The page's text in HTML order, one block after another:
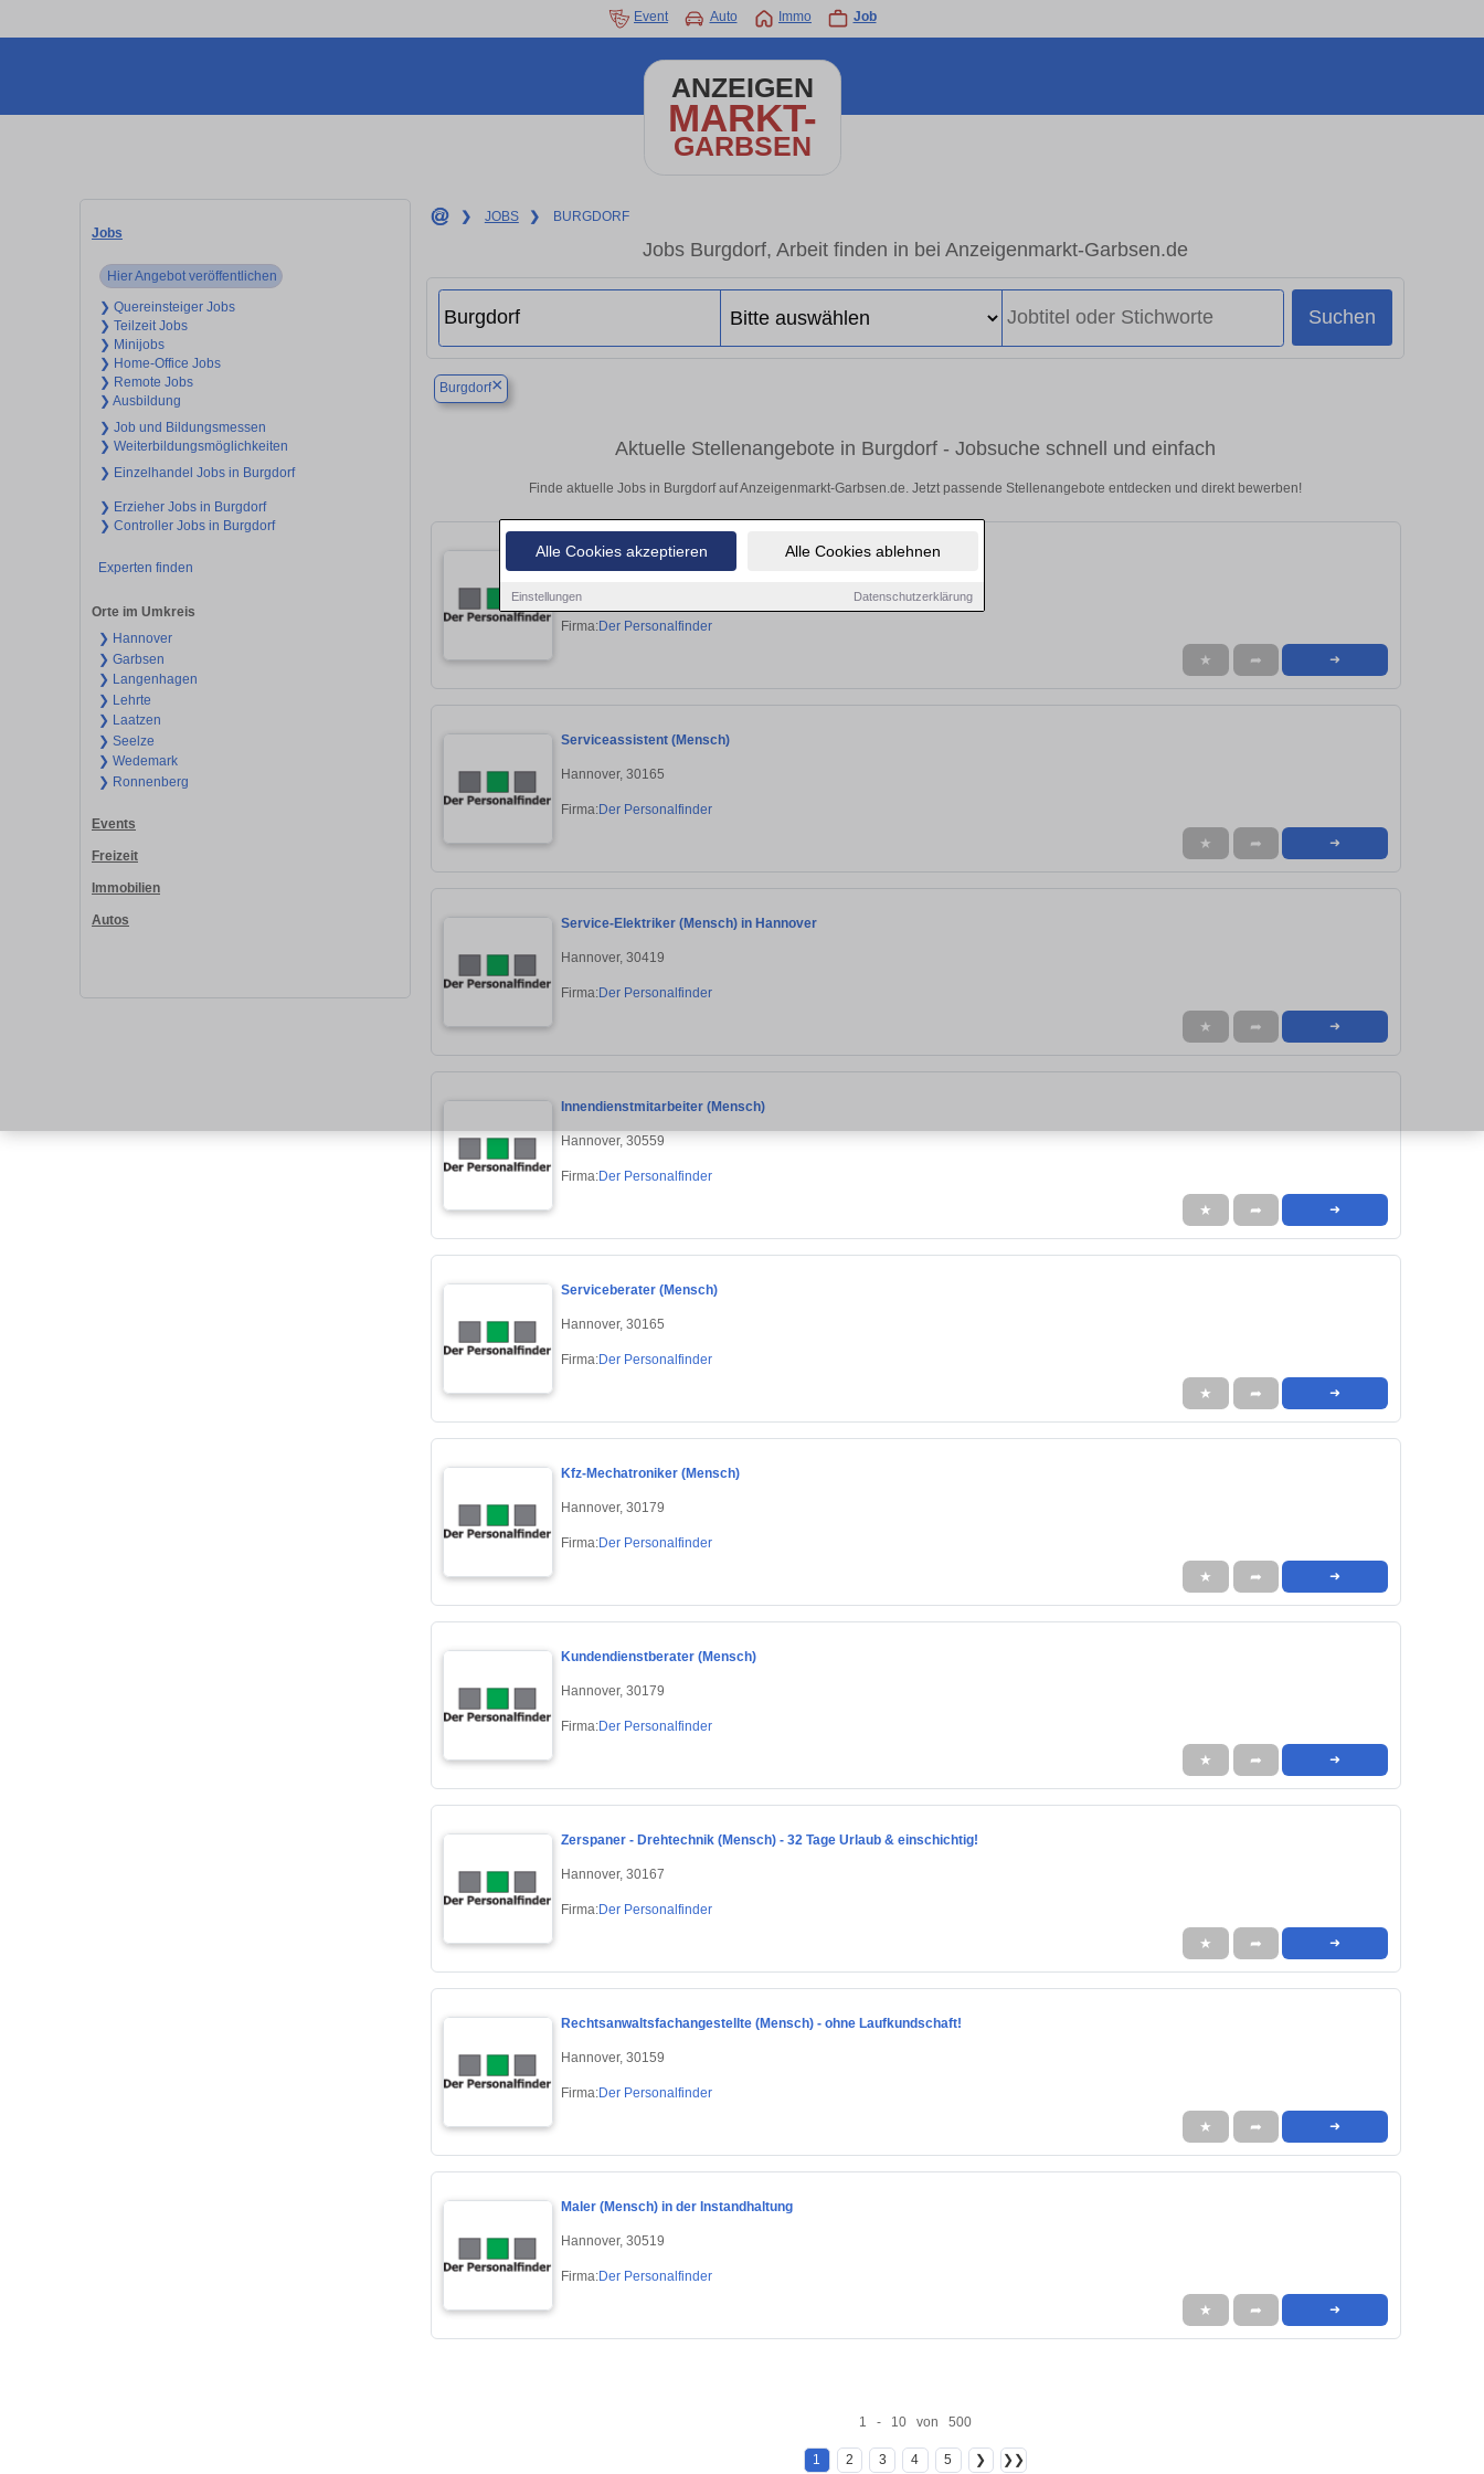
Alle Cookies akzeptieren Alle Cookies ablehnen
Einstellungen Datenschutzerklärung
Event Auto Immo Job
ANZEIGEN
MARKT-
GARBSEN
Jobs
Hier Angebot veröffentlichen
❯ Quereinsteiger Jobs
❯ Teilzeit Jobs
❯ Minijobs
❯ Home-Office Jobs
❯ Remote Jobs
❯ Ausbildung
❯ Job und Bildungsmessen
❯ Weiterbildungsmöglichkeiten
❯ Einzelhandel Jobs in Burgdorf
❯ Erzieher Jobs in Burgdorf
❯ Controller Jobs in Burgdorf
Experten finden
Orte im Umkreis
❯ Hannover
❯ Garbsen
❯ Langenhagen
❯ Lehrte
❯ Laatzen
❯ Seelze
❯ Wedemark
❯ Ronnenberg
Events
Freizeit
Immobilien
Autos
❯ JOBS ❯ BURGDORF
Jobs Burgdorf, Arbeit finden in bei Anzeigenmarkt-Garbsen.de
Suchen
Burgdorf×
Aktuelle Stellenangebote in Burgdorf - Jobsuche schnell und einfach
Finde aktuelle Jobs in Burgdorf auf Anzeigenmarkt-Garbsen.de. Jetzt passende Stellenangebote entdecken und direkt bewerben!
Geschäftsstellenleiter (Mensch)
Firma:Der Personalfinder
★ ➦ ➜
Serviceassistent (Mensch)
Hannover, 30165
Firma:Der Personalfinder
★ ➦ ➜
Service-Elektriker (Mensch) in Hannover
Hannover, 30419
Firma:Der Personalfinder
★ ➦ ➜
Innendienstmitarbeiter (Mensch)
Hannover, 30559
Firma:Der Personalfinder
★ ➦ ➜
Serviceberater (Mensch)
Hannover, 30165
Firma:Der Personalfinder
★ ➦ ➜
Kfz-Mechatroniker (Mensch)
Hannover, 30179
Firma:Der Personalfinder
★ ➦ ➜
Kundendienstberater (Mensch)
Hannover, 30179
Firma:Der Personalfinder
★ ➦ ➜
Zerspaner - Drehtechnik (Mensch) - 32 Tage Urlaub & einschichtig!
Hannover, 30167
Firma:Der Personalfinder
★ ➦ ➜
Rechtsanwaltsfachangestellte (Mensch) - ohne Laufkundschaft!
Hannover, 30159
Firma:Der Personalfinder
★ ➦ ➜
Maler (Mensch) in der Instandhaltung
Hannover, 30519
Firma:Der Personalfinder
★ ➦ ➜
1 - 10 von 500
1 2 3 4 5 ❯ ❯❯